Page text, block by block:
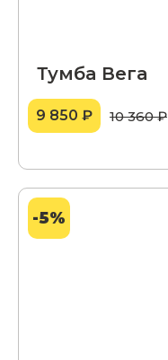
Тумба Вега
9 850 ₽ 10 360 ₽
-5%